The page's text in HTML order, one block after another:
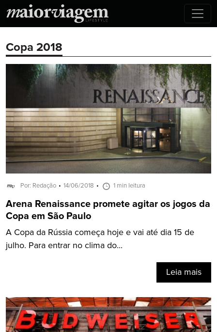
Copa 2018
Por: Redação 14/06/2018 1 min leitura
Arena Renaissance promete agitar os jogos da
Copa em São Paulo
A Copa da Rússia começa hoje e vai até dia 15 de
julho. Para entrar no clima do...
Leia mais